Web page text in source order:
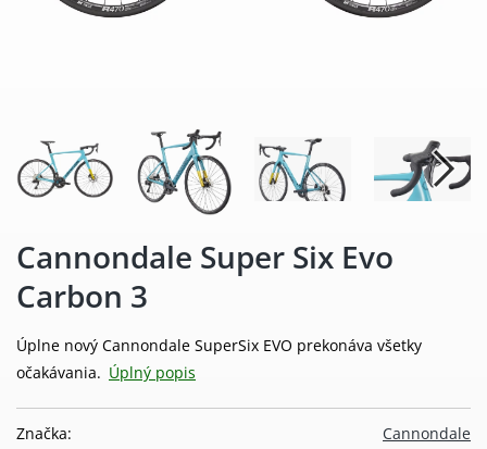
Cannondale Super Six Evo
Carbon 3
Úplne nový Cannondale SuperSix EVO prekonáva všetky
očakávania. Úplný popis
Cannondale
Značka: